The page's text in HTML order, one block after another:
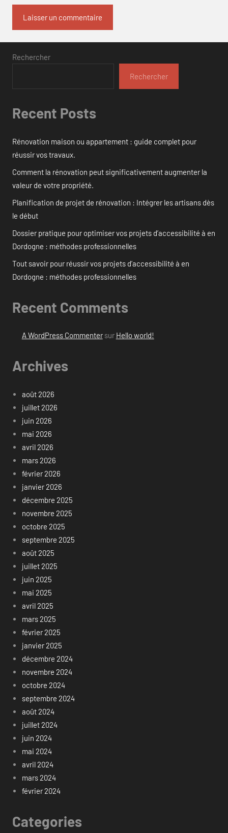
Rechercher
Rechercher
Recent Posts
Rénovation maison ou appartement : guide complet pour
réussir vos travaux.
Comment la rénovation peut significativement augmenter la
valeur de votre propriété.
Planification de projet de rénovation : Intégrer les artisans dès
le début
Dossier pratique pour optimiser vos projets d’accessibilité à en
Dordogne : méthodes professionnelles
Tout savoir pour réussir vos projets d’accessibilité à en
Dordogne : méthodes professionnelles
Recent Comments
A WordPress Commentersur Hello world!
Archives
août 2026
juillet 2026
juin 2026
mai 2026
avril 2026
mars 2026
février 2026
janvier 2026
décembre 2025
novembre 2025
octobre 2025
septembre 2025
août 2025
juillet 2025
juin 2025
mai 2025
avril 2025
mars 2025
février 2025
janvier 2025
décembre 2024
novembre 2024
octobre 2024
septembre 2024
août 2024
juillet 2024
juin 2024
mai 2024
avril 2024
mars 2024
février 2024
Categories